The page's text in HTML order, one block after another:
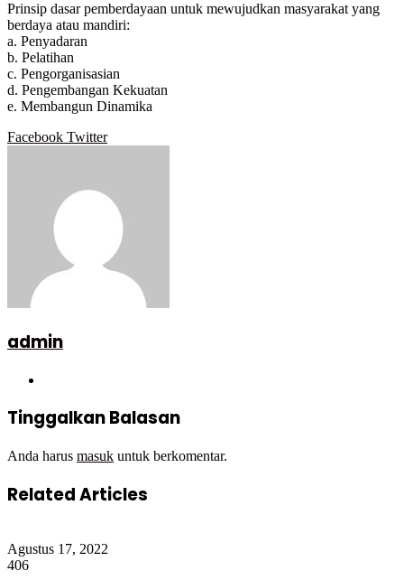
Prinsip dasar pemberdayaan untuk mewujudkan masyarakat yang
berdaya atau mandiri:
a. Penyadaran
b. Pelatihan
c. Pengorganisasian
d. Pengembangan Kekuatan
e. Membangun Dinamika
Facebook TwitterGoogle+
LinkedIn
StumbleUpon
Tumblr
Pinterest
Reddit
VKontakte
WhatsApp
Telegram
Viber
Share
Print
admin
Tinggalkan Balasan
Anda harus masuk untuk berkomentar.
Related Articles
Agustus 17, 2022
406